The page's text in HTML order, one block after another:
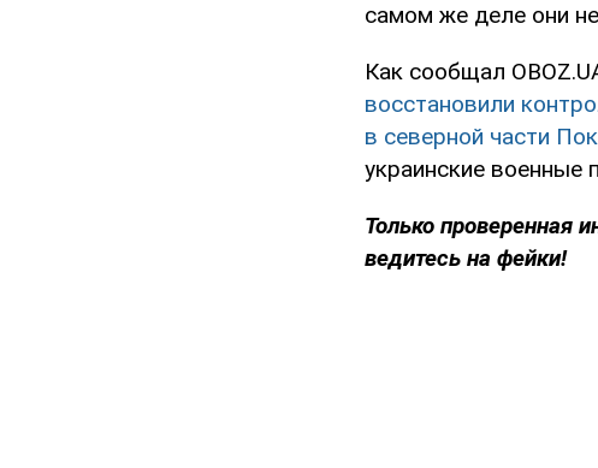
самом же деле они
Как сообщал
восстановили
в северной части
украинские
Только проверенная
ведитесь на фейки!